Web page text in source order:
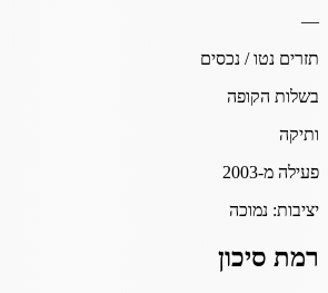
—
תזרים נטו / נכסים
בשלות הקופה
ותיקה
פעילה מ-2003
יציבות: נמוכה
רמת סיכון